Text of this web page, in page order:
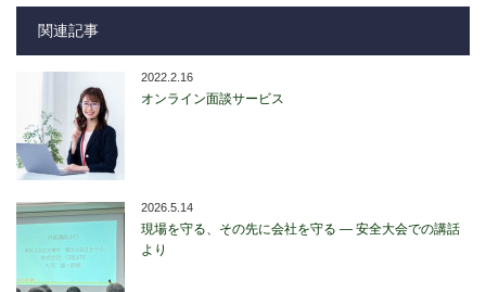
関連記事
2022.2.16
オンライン面談サービス
2026.5.14
現場を守る、その先に会社を守る ― 安全大会での講話
より